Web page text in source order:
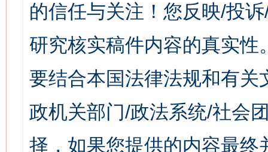
的信任与关注！您反映/投
研究核实稿件内容的真实
要结合本国法律法规和有关
政机关部门/政法系统/社会
择，如果您提供的内容最